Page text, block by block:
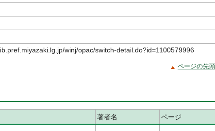
winj/opac/switch-detail.do?id=1100579996
ページの先
著者名
ページ